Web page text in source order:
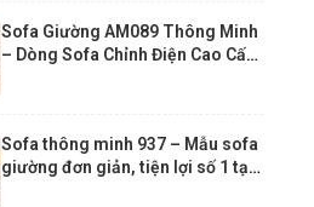
Sofa Giường AM089 Thông Minh
– Dòng Sofa Chỉnh Điện Cao Cấp
Sofa thông minh 937 – Mẫu sofa
giường đơn giản, tiện lợi số 1 tại